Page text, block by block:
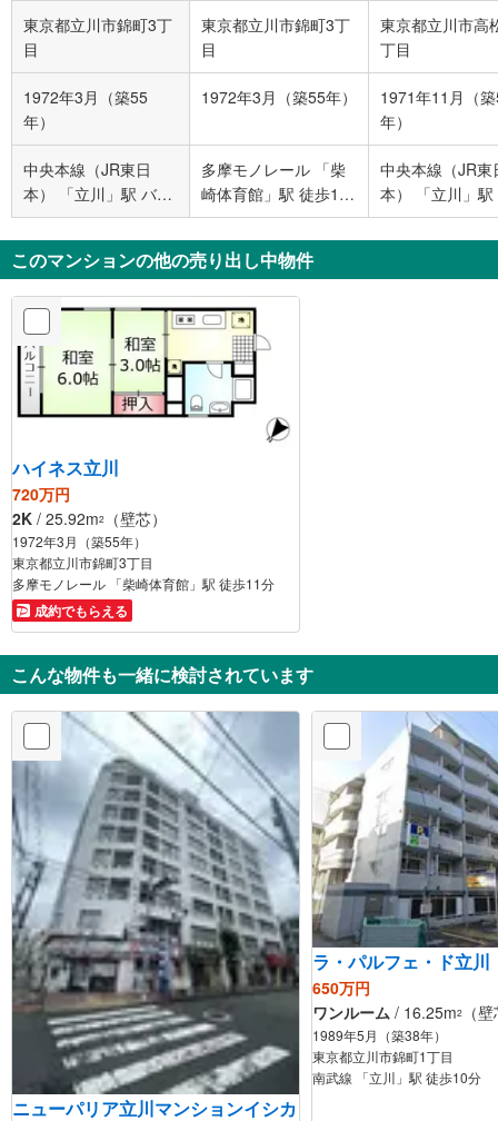
東京都立川市錦町3丁
目
東京都立川市錦町3丁
目
東京都立川市高
丁目
1972年3月（築55
年）
1972年3月（築55年）
1971年11月（
年）
中央本線（JR東日
本） 「立川」駅 バス
2分 錦町3丁目 バス停
下車 徒歩6分
多摩モノレール 「柴
崎体育館」駅 徒歩11
分
中央本線（JR東
本） 「立川」駅
12分
このマンションの他の売り出し中物件
ハイネス立川
720万円
2K / 25.92m2 （壁芯）
1972年3月（築55年）
東京都立川市錦町3丁目
多摩モノレール 「柴崎体育館」駅 徒歩11分
成約でもらえる
こんな物件も一緒に検討されています
ニューパリア立川マンションイシカ
ラ・パルフェ・ド立川
650万円
ワンルーム / 16.25m2 （
1989年5月（築38年）
東京都立川市錦町1丁目
南武線 「立川」駅 徒歩10分